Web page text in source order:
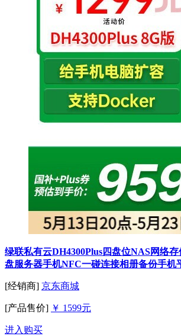
绿联私有云DH4300Plus四盘位NAS网络
盘服务器手机NFC一碰连接相册备份手机
[经销商] 京东商城
[产品售价] ￥ 1599元
进入购买